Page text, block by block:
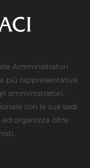
Amministratori
più rappresentativa
amministratori.
con le sue sedi
organizza oltre